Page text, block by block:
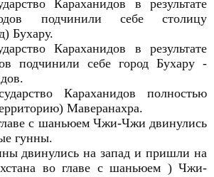
Караханидов в результате
подчинили себе столицу
Бухару.
Караханидов в результате
подчинили себе город Бухару -
Караханидов полностью
Маверанахра.
с шаньюем Чжи-Чжи двинулись
гунны.
двинулись на запад и пришли на
во главе с шаньюем ) Чжи-